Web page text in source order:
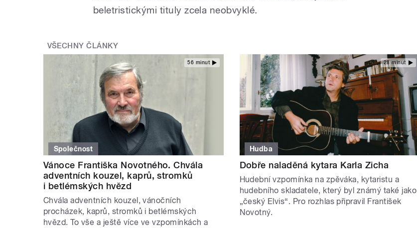
beletristickými tituly zcela neobvyklé.
VŠECHNY ČLÁNKY
56 minut
Společnost
Vánoce Františka Novotného. Chvála
adventních kouzel, kaprů, stromků
i betlémských hvězd
Chvála adventních kouzel, vánočních
procházek, kaprů, stromků i betlémských
hvězd. To vše a ještě více ve vzpomínkách a
28 minut
Hudba
Dobře naladěná kytara Karla Zicha
Hudební vzpomínka na zpěváka, kytaristu a
hudebního skladatele, který byl známý také jako
„český Elvis“. Pro rozhlas připravil František
Novotný.